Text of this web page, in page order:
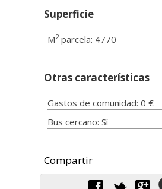
Superficie
M2parcela: 4770
Otras características
Gastos de comunidad: 0 €
Bus cercano: Sí